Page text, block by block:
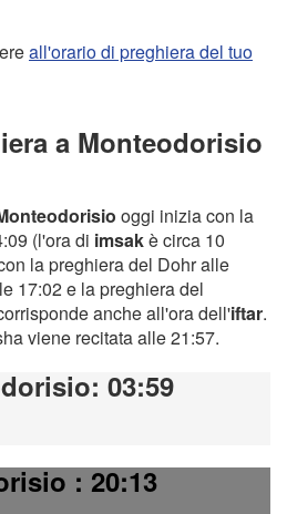
all'orario di preghiera del tuo
a Monteodorisio
oggi inizia con la
(l'ora di imsakè circa 10
la preghiera del Dohr alle
17:02 e la preghiera del
anche all'ora dell'iftar.
viene recitata alle 21:57.
: 03:59
: 20:13